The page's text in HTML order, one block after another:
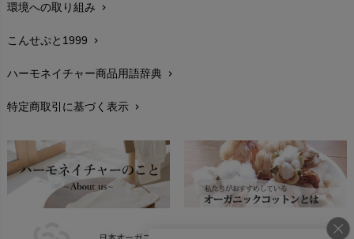
生地・素材chevron_right
お手入れについて
レビューを書こうchevron_right
返品交換chevron_right
FAXでのご注文
お問い合わせ chevron_right
環境への取り組み chevron_right
こんせぷと1999 chevron_right
ハーモネイチャー商品用語辞典 chevron_right
特定商取引に基づく表示 chevron_right